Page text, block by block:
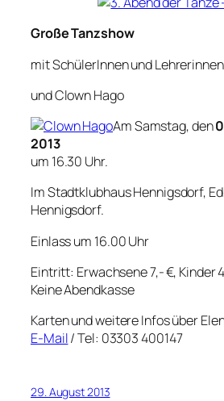
Große Tanzshow
mit SchülerInnen und
und Clown Hago
Am Samstag, den
2013
um 16.30 Uhr.
Im Stadtklubhaus Hennigsdorf,
Hennigsdorf.
Einlass um 16.00 Uhr
Eintritt: Erwachsene 7,- €, Kinder
Keine Abendkasse
Karten und weitere Infos über
E-Mail/ Tel: 03303 400147
29. August 2013